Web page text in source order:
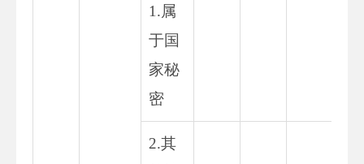
1.属
于国
家秘
密
2.其